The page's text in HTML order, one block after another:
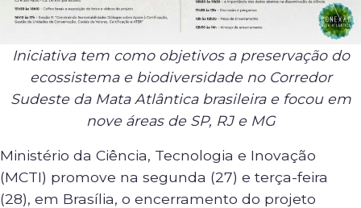
Iniciativa tem como objetivos a preservação do
ecossistema e biodiversidade no Corredor
Sudeste da Mata Atlântica brasileira e focou em
nove áreas de SP, RJ e MG
Ministério da Ciência, Tecnologia e Inovação
(MCTI) promove na segunda (27) e terça-feira
(28), em Brasília, o encerramento do projeto